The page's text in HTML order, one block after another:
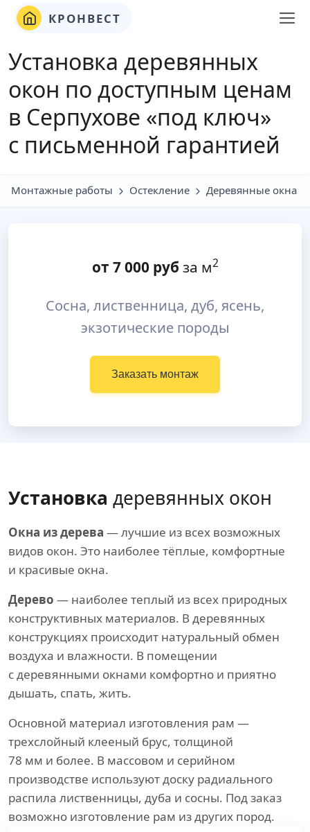
КРОНВЕСТ
Установка деревянных
окон по доступным ценам
в Серпухове «под ключ»
с письменной гарантией
Монтажные работы Остекление Деревянные окна
от 7 000руб за м2
Сосна, лиственница, дуб, ясень,
экзотические породы
Заказать монтаж
Установка деревянных окон
Окна из дерева — лучшие из всех возможных
видов окон. Это наиболее тёплые, комфортные
и красивые окна.
Дерево — наиболее теплый из всех природных
конструктивных материалов. В деревянных
конструкциях происходит натуральный обмен
воздуха и влажности. В помещении
с деревянными окнами комфортно и приятно
дышать, спать, жить.
Основной материал изготовления рам —
трехслойный клееный брус, толщиной
78 мм и более. В массовом и серийном
производстве используют доску радиального
распила лиственницы, дуба и сосны. Под заказ
возможно изготовление рам из других пород.